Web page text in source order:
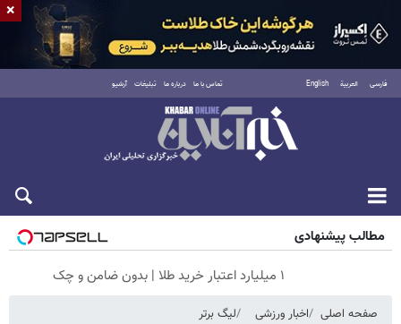
فارسی العربية English تماس با ما درباره ما تبلیغات آرشیو
پنجشنبه ۱۵ مرداد ۱۴۰۵
مطالب پیشنهادی
۱ میلیارد اعتبار خرید طلا | بدون ضامن و چک
صفحه اصلی اخبار ورزشی لیگ برتر
×